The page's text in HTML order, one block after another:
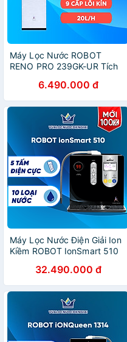
Máy Lọc Nước ROBOT
RENO PRO 239GK-UR Tích
UF - Hàng Chính Hãng
6.490.000 đ
Máy Lọc Nước Điện Giải Ion
Kiềm ROBOT IonSmart 510
Chính Hãng32.490.000 đ